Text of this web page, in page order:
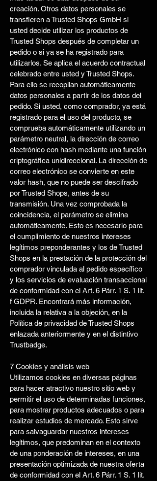
creación. Otros datos personales se
transfieren a Trusted Shops GmbH si
usted decide utilizar los productos de
Trusted Shops después de completar un
pedido o si ya se ha registrado para
utilizarlos. Se aplica el acuerdo contractual
celebrado entre usted y Trusted Shops.
Para ello se recopilan automáticamente
datos personales a partir de los datos del
pedido. Si usted, como comprador, ya está
registrado para el uso del producto, se
comprueba automáticamente utilizando un
parámetro neutral, la dirección de correo
electrónico con hash mediante una función
criptográfica unidireccional. La dirección de
correo electrónico se convierte en este
valor hash, que no puede ser descifrado
por Trusted Shops, antes de su
transmisión. Una vez comprobada la
coincidencia, el parámetro se elimina
automáticamente. Esto es necesario para
el cumplimiento de nuestros intereses
legítimos preponderantes y los de Trusted
Shops en la prestación de la protección del
comprador vinculada al pedido específico
y los servicios de evaluación transaccional
de conformidad con el Art. 6 Párr. 1 S. 1 lit.
f GDPR. Encontrará más información,
incluida la relativa a la objeción, en la
Política de privacidad de Trusted Shops
enlazada anteriormente y en el distintivo
Trustbadge.
7 Cookies y análisis web
Utilizamos cookies en diversas páginas
para hacer atractivo nuestro sitio web y
permitir el uso de determinadas funciones,
para mostrar productos adecuados o para
realizar estudios de mercado. Esto sirve
para salvaguardar nuestros intereses
legítimos, que predominan en el contexto
de una ponderación de intereses, en una
presentación optimizada de nuestra oferta
de conformidad con el Art. 6 Párr. 1 S. 1 lit.